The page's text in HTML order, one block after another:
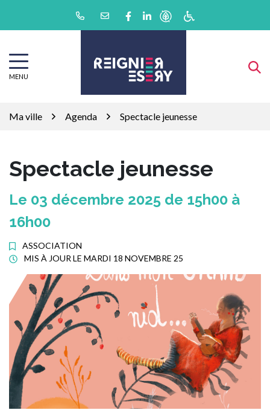
Lien vers le compte Facebook
Lien vers le compte Linkedin
MENU
Ma ville Agenda Spectacle jeunesse
Spectacle jeunesse
Le 03 décembre 2025 de 15h00 à
16h00
ASSOCIATION
MIS À JOUR LE MARDI 18 NOVEMBRE 25